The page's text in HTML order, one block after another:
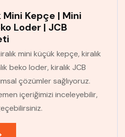
Mini Kepçe | Mini
Loder | JCB
mini küçük kepçe, kiralık
beko loder, kiralık JCB
çözümler sağlıyoruz.
içeriğimizi inceleyebilir,